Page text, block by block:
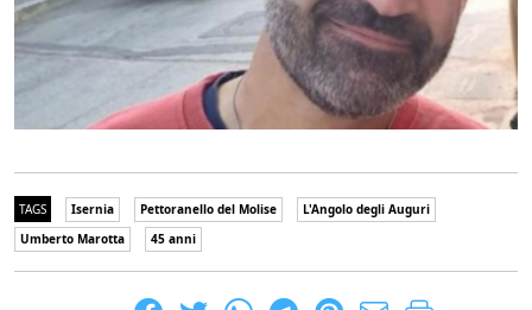
TAGS Isernia Pettoranello del Molise
L'Angolo degli Auguri
Umberto Marotta
45 anni